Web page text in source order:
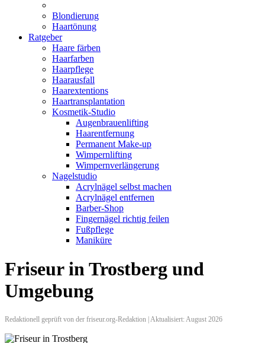
Blondierung
Haartönung
Ratgeber
Haare färben
Haarfarben
Haarpflege
Haarausfall
Haarextentions
Haartransplantation
Kosmetik-Studio
Augenbrauenlifting
Haarentfernung
Permanent Make-up
Wimpernlifting
Wimpernverlängerung
Nagelstudio
Acrylnägel selbst machen
Acrylnägel entfernen
Barber-Shop
Fingernägel richtig feilen
Fußpflege
Maniküre
Friseur in Trostberg und
Umgebung
Redaktionell geprüft von der friseur.org-Redaktion | Aktualisiert: August 2026